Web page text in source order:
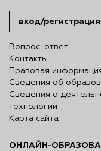
вход/регистрация
Вопрос-ответ
Контакты
Правовая
Сведения об
Сведения о
технологий
Карта сайта
ОНЛАЙН-